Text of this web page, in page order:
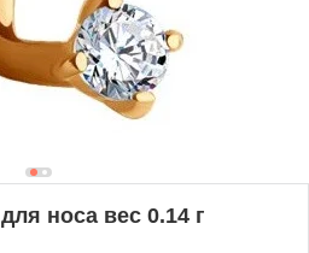
носа вес 0.14 г